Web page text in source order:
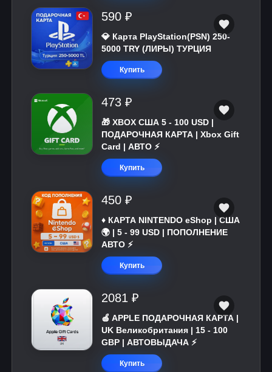
590 ₽
💎 Карта PlayStation(PSN) 250-
5000 TRY (ЛИРЫ) ТУРЦИЯ
Купить
473 ₽
🎁 XBOX США 5 - 100 USD |
ПОДАРОЧНАЯ КАРТА | Xbox Gift
Card | АВТО ⚡
Купить
450 ₽
♦️ КАРТА NINTENDO eShop | США
🌍 | 5 - 99 USD | ПОПОЛНЕНИЕ
АВТО ⚡
Купить
2081 ₽
🍎 APPLE ПОДАРОЧНАЯ КАРТА |
UK Великобритания | 15 - 100
GBP | АВТОВЫДАЧА ⚡️
Купить